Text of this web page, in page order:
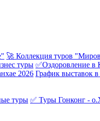
🚀 Коллекция туров
туры ✅Оздоровление в
2026 График выставок
туры ✅ Туры Гонконг -